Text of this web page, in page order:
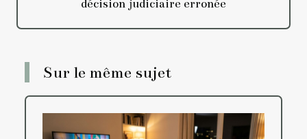
décision judiciaire erronée
Sur le même sujet